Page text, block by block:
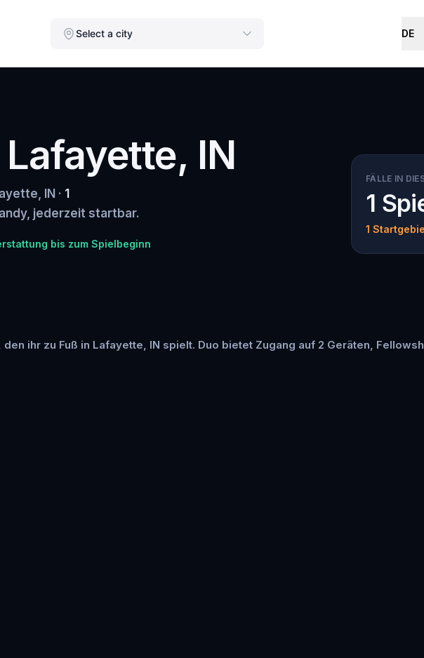
Select a city DE
IN
IN · 1
jederzeit startbar.
bis zum Spielbeginn
FÄLLE IN
1
1
ihr zu Fuß in Lafayette, IN spielt. Duo bietet Zugang auf 2 Geräten,